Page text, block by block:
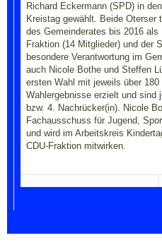
Richard Eckermann (SPD) in
Kreistag gewählt. Beide Oterser
des Gemeinderates bis 2016
Fraktion (14 Mitglieder) und der
besondere Verantwortung im
auch Nicole Bothe und Steffen
ersten Wahl mit jeweils über
Wahlergebnisse erzielt und sind
bzw. 4. Nachrücker(in). Nicole
Fachausschuss für Jugend,
und wird im Arbeitskreis
CDU-Fraktion mitwirken.